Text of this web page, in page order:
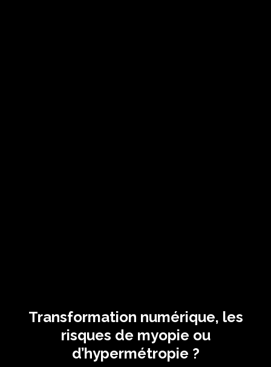
Transformation numérique, les
risques de myopie ou
d’hypermétropie ?